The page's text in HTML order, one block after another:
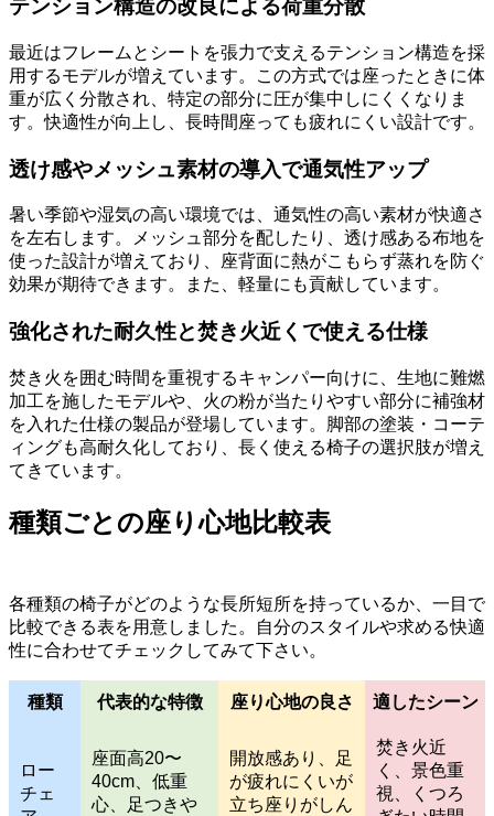
テンション構造の改良による荷重分散
最近はフレームとシートを張力で支えるテンション構造を採
用するモデルが増えています。この方式では座ったときに体
重が広く分散され、特定の部分に圧が集中しにくくなりま
す。快適性が向上し、長時間座っても疲れにくい設計です。
透け感やメッシュ素材の導入で通気性アップ
暑い季節や湿気の高い環境では、通気性の高い素材が快適さ
を左右します。メッシュ部分を配したり、透け感ある布地を
使った設計が増えており、座背面に熱がこもらず蒸れを防ぐ
効果が期待できます。また、軽量にも貢献しています。
強化された耐久性と焚き火近くで使える仕様
焚き火を囲む時間を重視するキャンパー向けに、生地に難燃
加工を施したモデルや、火の粉が当たりやすい部分に補強材
を入れた仕様の製品が登場しています。脚部の塗装・コーテ
ィングも高耐久化しており、長く使える椅子の選択肢が増え
てきています。
種類ごとの座り心地比較表
各種類の椅子がどのような長所短所を持っているか、一目で
比較できる表を用意しました。自分のスタイルや求める快適
性に合わせてチェックしてみて下さい。
種類 代表的な特徴 座り心地の良さ 適したシーン
ロー
チェ
座面高20〜
40cm、低重
心、足つきや
開放感あり、足
が疲れにくいが
立ち座りがしん
焚き火近
く、景色重
視、くつろ